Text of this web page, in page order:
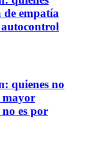
empatía
quienes no
mayor
es por